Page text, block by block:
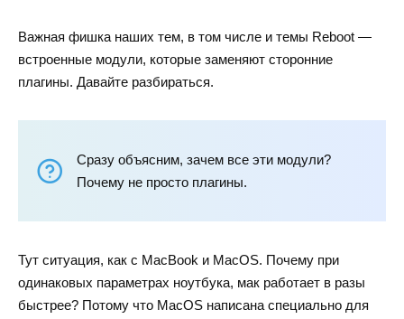
Важная фишка наших тем, в том числе и темы Reboot —
встроенные модули, которые заменяют сторонние
плагины. Давайте разбираться.
Сразу объясним, зачем все эти модули?
Почему не просто плагины.
Тут ситуация, как с MacBook и MacOS. Почему при
одинаковых параметрах ноутбука, мак работает в разы
быстрее? Потому что MacOS написана специально для